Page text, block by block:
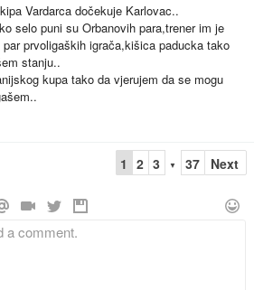
Vardarca dočekuje Karlovac..
selo puni su Orbanovih para,trener im je
prvoligaških igrača,kišica paducka tako
stanju..
kupa tako da vjerujem da se mogu
1 2 3 ▼ 37 Next